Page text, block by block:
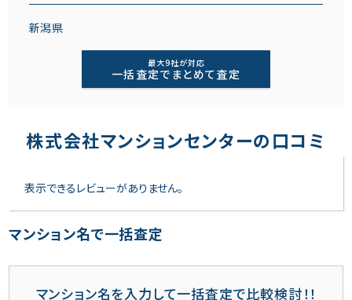
新潟県
最大9社が対応
一括査定でまとめて査定
株式会社マンションセンターの口コミ
表示できるレビューがありません。
マンション名で一括査定
マンション名を入力して一括査定で比較検討！！